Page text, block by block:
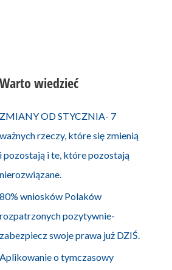
Warto wiedzieć
ZMIANY OD STYCZNIA- 7
ważnych rzeczy, które się zmienią
i pozostają i te, które pozostają
nierozwiązane.
80% wniosków Polaków
rozpatrzonych pozytywnie-
zabezpiecz swoje prawa już DZIŚ.
Aplikowanie o tymczasowy